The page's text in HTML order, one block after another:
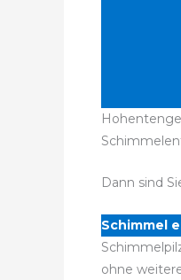
Dann sind
Schimmel
ohne